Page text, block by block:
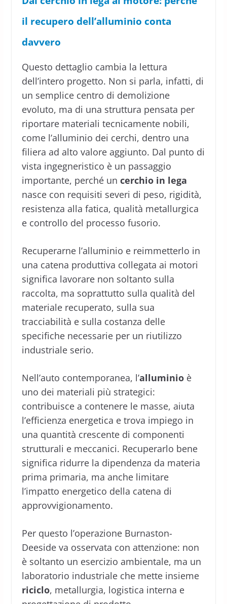
il recupero dell’alluminio conta
davvero
Questo dettaglio cambia la lettura
dell’intero progetto. Non si parla, infatti, di
un semplice centro di demolizione
evoluto, ma di una struttura pensata per
riportare materiali tecnicamente nobili,
come l’alluminio dei cerchi, dentro una
filiera ad alto valore aggiunto. Dal punto di
vista ingegneristico è un passaggio
importante, perché un cerchio in lega
nasce con requisiti severi di peso, rigidità,
resistenza alla fatica, qualità metallurgica
e controllo del processo fusorio.
Recuperarne l’alluminio e reimmetterlo in
una catena produttiva collegata ai motori
significa lavorare non soltanto sulla
raccolta, ma soprattutto sulla qualità del
materiale recuperato, sulla sua
tracciabilità e sulla costanza delle
specifiche necessarie per un riutilizzo
industriale serio.
Nell’auto contemporanea, l’alluminioè
uno dei materiali più strategici:
contribuisce a contenere le masse, aiuta
l’efficienza energetica e trova impiego in
una quantità crescente di componenti
strutturali e meccanici. Recuperarlo bene
significa ridurre la dipendenza da materia
prima primaria, ma anche limitare
l’impatto energetico della catena di
approvvigionamento.
Per questo l’operazione Burnaston-
Deeside va osservata con attenzione: non
è soltanto un esercizio ambientale, ma un
laboratorio industriale che mette insieme
riciclo, metallurgia, logistica interna e